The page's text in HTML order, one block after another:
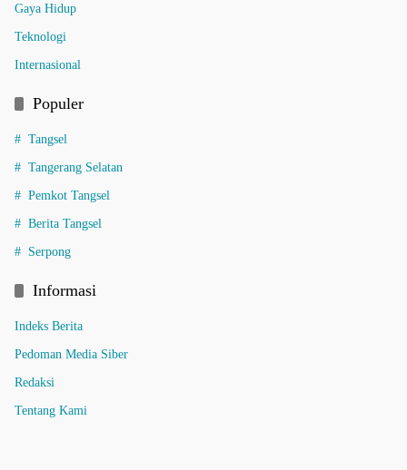
Gaya Hidup
Teknologi
Internasional
Populer
Tangsel
Tangerang Selatan
Pemkot Tangsel
Berita Tangsel
Serpong
Informasi
Indeks Berita
Pedoman Media Siber
Redaksi
Tentang Kami